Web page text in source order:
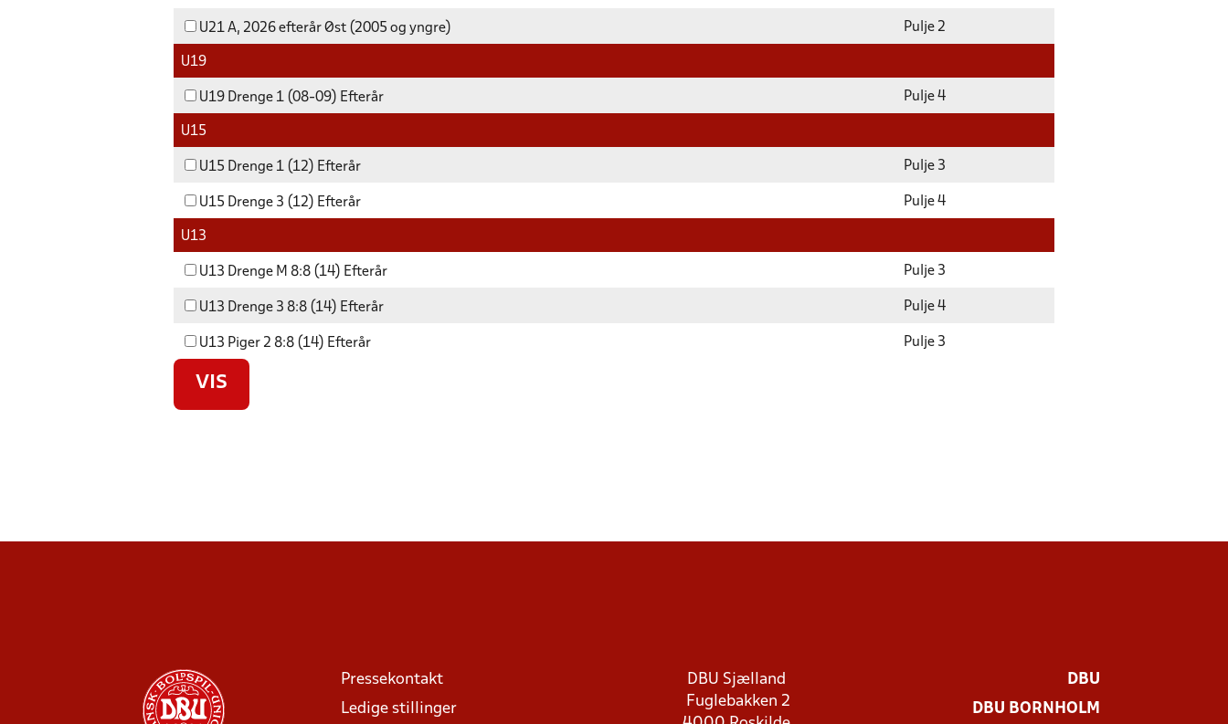
U21 A, 2026 efterår Øst (2005 og yngre) Pulje 2
U19
U19 Drenge 1 (08-09) Efterår Pulje 4
U15
U15 Drenge 1 (12) Efterår Pulje 3
U15 Drenge 3 (12) Efterår Pulje 4
U13
U13 Drenge M 8:8 (14) Efterår Pulje 3
U13 Drenge 3 8:8 (14) Efterår Pulje 4
U13 Piger 2 8:8 (14) Efterår Pulje 3
VIS
Pressekontakt
Ledige stillinger
DBU Sjælland
Fuglebakken 2
DBU
DBU BORNHOLM